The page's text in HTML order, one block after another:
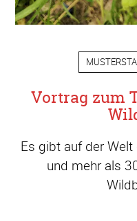
Vortrag zum
Es gibt auf der
und mehr als